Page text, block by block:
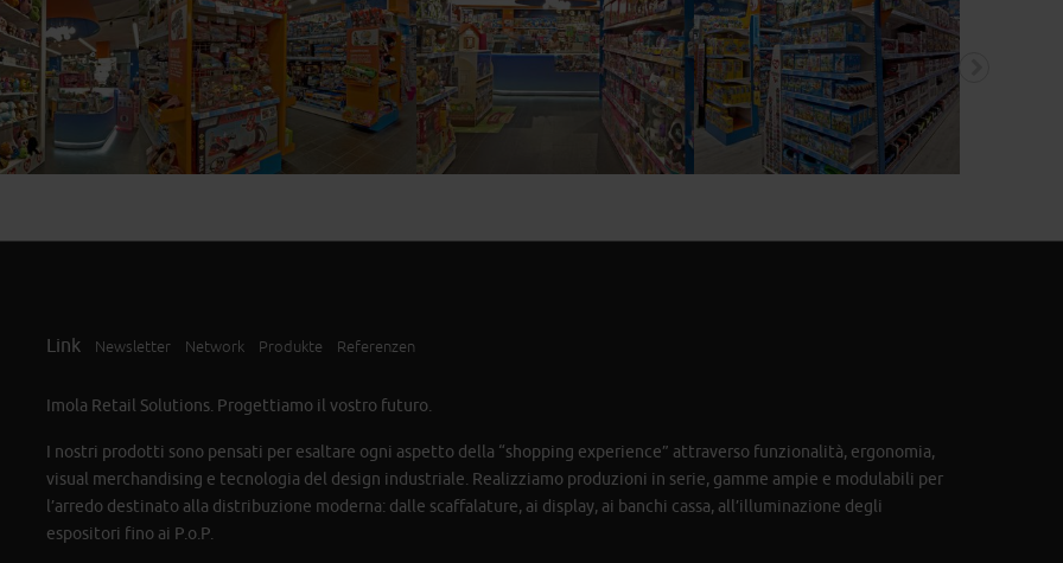
Link Newsletter Network Produkte Referenzen
Imola Retail Solutions. Progettiamo il vostro futuro.
I nostri prodotti sono pensati per esaltare ogni aspetto della “shopping experience” attraverso funzionalità, ergonomia,
visual merchandising e tecnologia del design industriale. Realizziamo produzioni in serie, gamme ampie e modulabili per
l’arredo destinato alla distribuzione moderna: dalle scaffalature, ai display, ai banchi cassa, all’illuminazione degli
espositori fino ai P.o.P.